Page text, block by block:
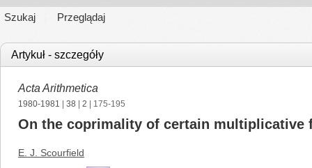
Szukaj Przeglądaj
Artykuł - szczegóły
Acta Arithmetica
1980-1981 38 2 | 175-195
On the coprimality of certain multiplicative
E. J. Scourfield